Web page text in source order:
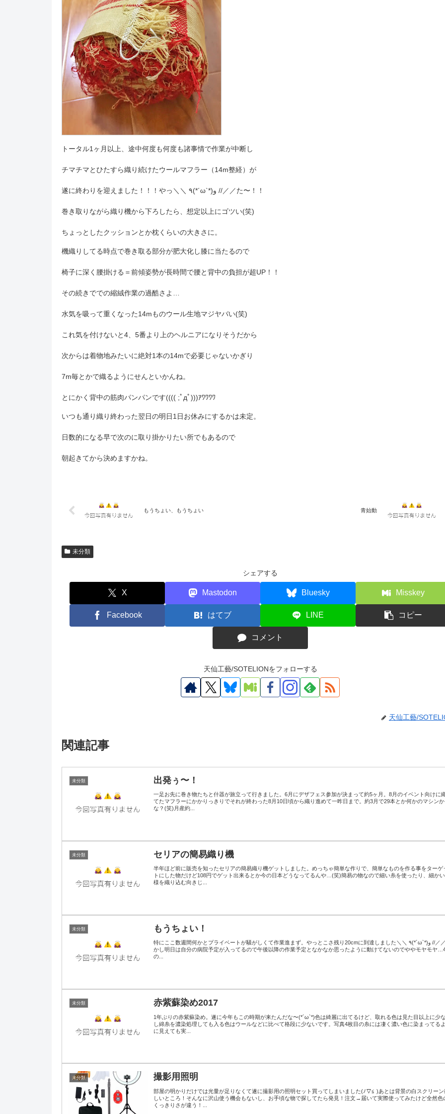
トータル1ヶ月以上、途中何度も何度も諸事情で作業が中断し
チマチマとひたすら織り続けたウールマフラー（14m整経）が
遂に終わりを迎えました！！！やっ＼＼ ٩(*´ω`*)و //／／た〜！！
巻き取りながら織り機から下ろしたら、想定以上にゴツい(笑)
ちょっとしたクッションとか枕くらいの大きさに。
機織りしてる時点で巻き取る部分が肥大化し膝に当たるので
椅子に深く腰掛ける＝前傾姿勢が長時間で腰と背中の負担が超UP！！
その続きででの縮絨作業の過酷さよ…
水気を吸って重くなった14mものウール生地マジヤバい(笑)
これ気を付けないと4、5番より上のヘルニアになりそうだから
次からは着物地みたいに絶対1本の14mで必要じゃないかぎり
7m毎とかで織るようにせんといかんね。
とにかく背中の筋肉パンパンです(((( ;ﾟдﾟ)))ｱﾜﾜﾜﾜ
いつも通り織り終わった翌日の明日1日お休みにするかは未定。
日数的になる早で次のに取り掛かりたい所でもあるので
朝起きてから決めますかね。
もうちょい、もうちょい 青始動
未分類
シェアする
X Mastodon Bluesky Misskey
Facebook はてブ LINE コピー
コメント
天仙工藝/SOTELIONをフォローする
天仙工藝/
関連記事
未分類 出発ぅ〜！
一足お先に巻き物たちと什器が旅立って行きました。6月にデザフェス参加が決まって約5ヶ月。8月のイベント向けに
てたマフラーにかかりっきりでそれが終わった8月10日頃から織り進めて一昨日まで。約3月で29本とか何かのマシンか
な？(笑)月産約...
未分類 セリアの簡易織り機
半年ほど前に販売を知ったセリアの簡易織り機ゲットしました。めっちゃ簡単な作りで、簡単なものを作る事をターゲ
トにした物だけど108円でゲット出来るとか今の日本どうなってるんや…(笑)簡易の物なので細い糸を使ったり、細か
様を織り込む向きじ...
未分類 もうちょい！
特にここ数週間何かとプライベートが騒がしくて作業進まず。やっとこさ残り20cmに到達しました＼＼ ٩(*´ω`*)و //／／し
かし明日は自分の病院予定が入ってるので午後以降の作業予定となかなか思ったように動けてないのでややモヤモヤ
の...
未分類 赤紫蘇染め2017
1年ぶりの赤紫蘇染め。遂に今年もこの時期が来たんだな〜(*´ω`*)色は綺麗に出てるけど、取れる色は見た目以上に少
し綿糸を濃染処理しても入る色はウールなどに比べて格段に少ないです。写真4枚目の糸には凄く濃い色に染まってる
に見えても実...
未分類 撮影用照明
部屋の明かりだけでは光量が足りなくて遂に撮影用の照明セット買ってしまいました(ﾉ▽≦ )あとは背景の白スクリーン
しいところ！そんなに沢山使う機会もないし、お手頃な物で探してたら発見！注文→届いて実際使ってみたけど全然色
くっきりさが違う！...